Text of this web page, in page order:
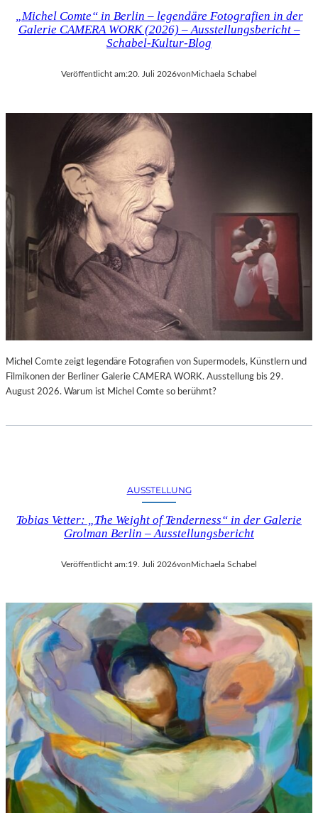
„Michel Comte“ in Berlin – legendäre Fotografien in der
Galerie CAMERA WORK (2026) – Ausstellungsbericht –
Schabel-Kultur-Blog
Veröffentlicht am:20. Juli 2026von Michaela Schabel
Michel Comte zeigt legendäre Fotografien von Supermodels, Künstlern und
Filmikonen der Berliner Galerie CAMERA WORK. Ausstellung bis 29.
August 2026. Warum ist Michel Comte so berühmt?
AUSSTELLUNG
Tobias Vetter: „The Weight of Tenderness“ in der Galerie
Grolman Berlin – Ausstellungsbericht
Veröffentlicht am:19. Juli 2026von Michaela Schabel